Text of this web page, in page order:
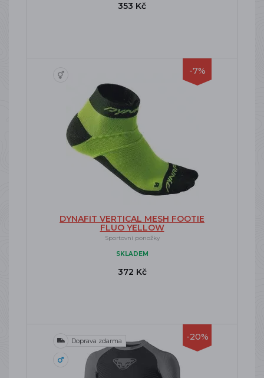
353 Kč
-7%
DYNAFIT VERTICAL MESH FOOTIE
FLUO YELLOW
Sportovní ponožky
SKLADEM
372 Kč
-20%
Doprava zdarma